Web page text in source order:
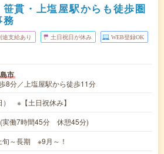
笹貫・上塩屋駅からも徒歩圏
務
途支給あり 土日祝日が休み WEB登録OK
市
8分／上塩屋駅から徒歩11分
） ※【土日祝休み】
実働7時間45分 休憩45分)
旬～長期 ※9月～！